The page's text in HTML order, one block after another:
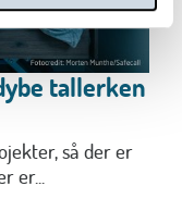
tallerken
så der er
er...